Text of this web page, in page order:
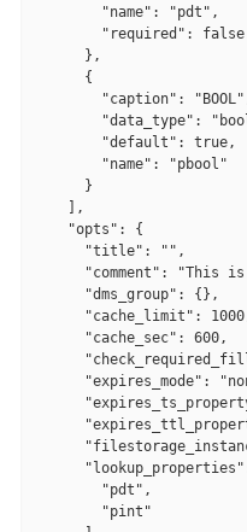
        "name": "pdt",
        "required": false
      },
      {
"caption":
"data_type":
        "default": true,
        "name": "pbool"
      }
    ],
    "opts": {
      "title": "",
"comment": "This
      "dms_group": {},
"cache_limit":
      "cache_sec": 600,
"expires_mode":
        "pdt",
        "pint"